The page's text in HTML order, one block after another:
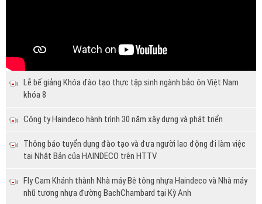
Lễ bế giảng Khóa đào tạo thực tập sinh ngành bảo ôn Việt Nam
khóa 8
Công ty Haindeco hành trình 30 năm xây dựng và phát triển
Thông báo tuyển dụng đào tạo và đưa người lao động đi làm việc
tại Nhật Bản của HAINDECO trên HTTV
Fly Cam Khánh thành Nhà máy Bê tông nhựa Haindeco và Nhà máy
nhũ tương nhựa đường BachChambard tại Kỳ Anh